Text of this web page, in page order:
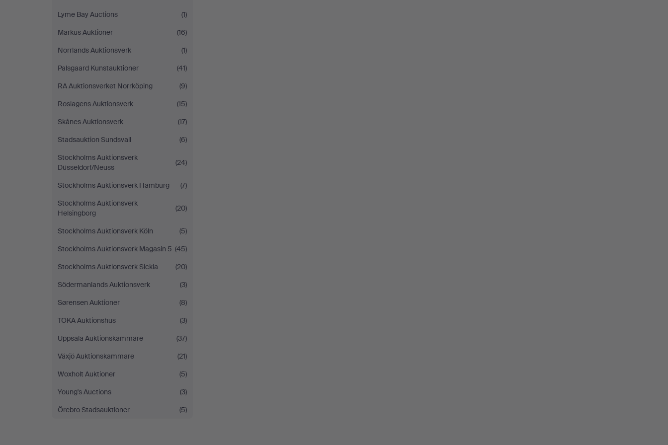
Lyme Bay Auctions
(1)
Markus Auktioner
(16)
Norrlands Auktionsverk
(1)
Palsgaard Kunstauktioner
(41)
RA Auktionsverket Norrköping
(9)
Roslagens Auktionsverk
(15)
Skånes Auktionsverk
(17)
Stadsauktion Sundsvall
(6)
Stockholms Auktionsverk
Düsseldorf/Neuss
(24)
Stockholms Auktionsverk Hamburg
(7)
Stockholms Auktionsverk
Helsingborg
(20)
Stockholms Auktionsverk Köln
(5)
Stockholms Auktionsverk Magasin 5 (45)
Stockholms Auktionsverk Sickla
(20)
Södermanlands Auktionsverk
(3)
Sørensen Auktioner
(8)
TOKA Auktionshus
(3)
Uppsala Auktionskammare
(37)
Växjö Auktionskammare
(21)
Woxholt Auktioner
(5)
Young's Auctions
(3)
Örebro Stadsauktioner
(5)